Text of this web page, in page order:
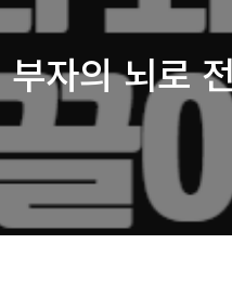
자의 뇌로